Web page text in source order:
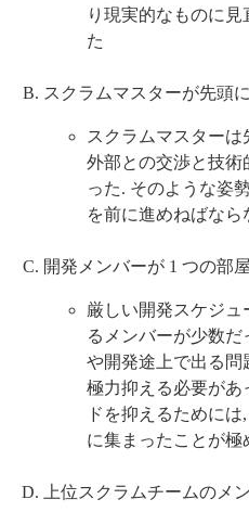
り現実的なものに
た
スクラムマスターが先頭
スクラムマスター
外部との交渉と技術
った. そのような姿
を前に進めねばな
開発メンバーが 1 つの部
厳しい開発スケジ
るメンバーが少数
や開発途上で出る問
極力抑える必要があ
ドを抑えるために
に集まったことが極
上位スクラムチームのメ